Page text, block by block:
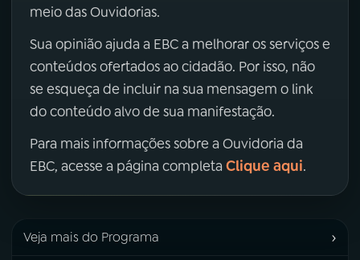
meio das Ouvidorias.
Sua opinião ajuda a EBC a melhorar os serviços e
conteúdos ofertados ao cidadão. Por isso, não
se esqueça de incluir na sua mensagem o link
do conteúdo alvo de sua manifestação.
Para mais informações sobre a Ouvidoria da
EBC, acesse a página completa Clique aqui.
Veja mais do Programa ›